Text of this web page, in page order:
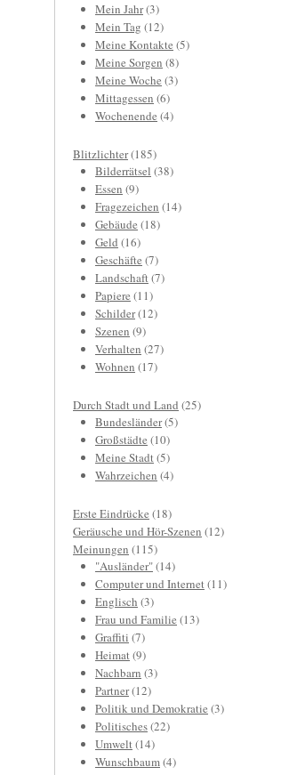
Mein Jahr(3)
Mein Tag (12)
Meine Kontakte (5)
Meine Sorgen (8)
Meine Woche (3)
Mittagessen (6)
Wochenende (4)
Blitzlichter(185)
Bilderrätsel (38)
Essen (9)
Fragezeichen (14)
Gebäude (18)
Geld (16)
Geschäfte (7)
Landschaft(7)
Papiere (11)
Schilder(12)
Szenen (9)
Verhalten (27)
Wohnen (17)
Durch Stadt und Land (25)
Bundesländer(5)
Großstädte (10)
Meine Stadt(5)
Wahrzeichen (4)
Erste Eindrücke (18)
Geräusche und Hör-Szenen (12)
Meinungen (115)
"Ausländer"(14)
Computer und Internet(11)
Englisch (3)
Frau und Familie (13)
Graffiti (7)
Heimat(9)
Nachbarn (3)
Partner(12)
Politik und Demokratie (3)
Politisches(22)
Umwelt(14)
Wunschbaum(4)